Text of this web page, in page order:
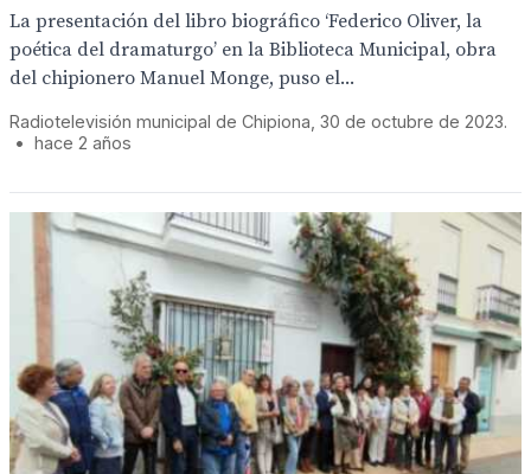
La presentación del libro biográfico ‘Federico Oliver, la
poética del dramaturgo’ en la Biblioteca Municipal, obra
del chipionero Manuel Monge, puso el...
Radiotelevisión municipal de Chipiona, 30 de octubre de 2023.
• hace 2 años